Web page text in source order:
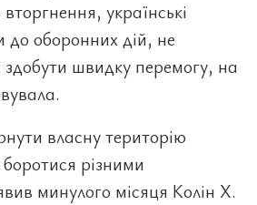
українські
до оборонних дій, не
здобути швидку перемогу, на
власну територію
різними
минулого місяця Колін Х.